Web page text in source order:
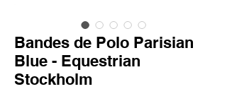
Bandes de Polo Parisian
Blue - Equestrian
Stockholm